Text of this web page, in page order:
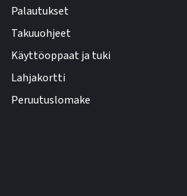
Palautukset
Takuuohjeet
Käyttöoppaat ja tuki
Lahjakortti
Peruutuslomake